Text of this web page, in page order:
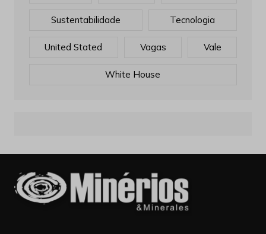
Sustentabilidade Tecnologia
United Stated Vagas Vale
White House